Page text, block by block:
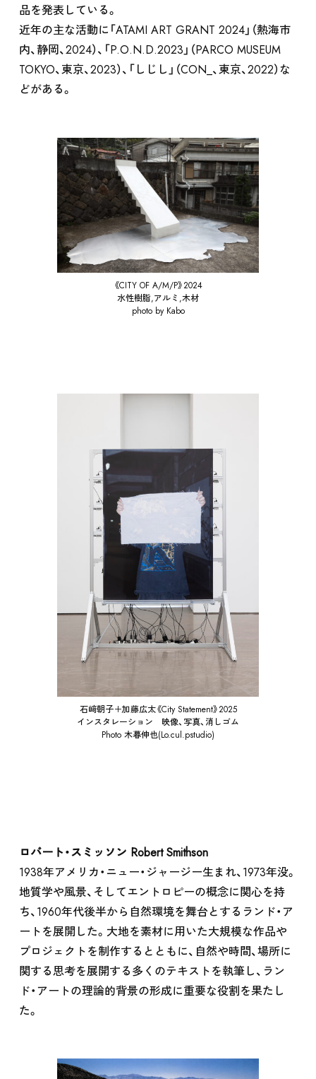
ABOUT
SUPPORT
品を発表している。
近年の主な活動に「ATAMI ART GRANT 2024」（熱海市
内、静岡、2024）、「P.O.N.D.2023」（PARCO MUSEUM
TOKYO、東京、2023）、「しじし」（CON_、東京、2022）な
どがある。
《CITY OF A/M/P》2024
水性樹脂,アルミ,木材
photo by Kabo
石﨑朝子＋加藤広太《City Statement》2025
インスタレーション 映像、写真、消しゴム
Photo 木暮伸也(Lo.cul.pstudio)
ロバート・スミッソン Robert Smithson
1938年アメリカ・ニュー・ジャージー生まれ、1973年没。
地質学や風景、そしてエントロピーの概念に関心を持
ち、1960年代後半から自然環境を舞台とするランド・ア
ートを展開した。大地を素材に用いた大規模な作品や
プロジェクトを制作するとともに、自然や時間、場所に
関する思考を展開する多くのテキストを執筆し、ラン
ド・アートの理論的背景の形成に重要な役割を果たし
た。